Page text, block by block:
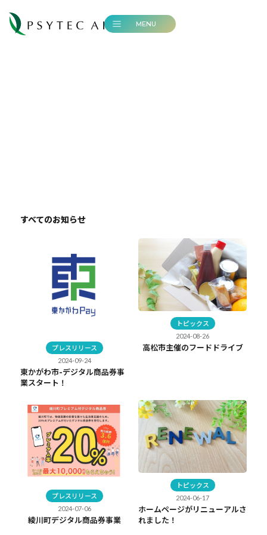
MENU
すべてのお知らせ
プレスリリース
2024-09-24
東かがわ市-デジタル商品券事
業スタート！
トピックス
2024-08-26
高松市主催のフードドライブ
プレスリリース
2024-07-06
綾川町デジタル商品券事業
トピックス
2024-06-17
ホームページがリニューアルさ
れました！